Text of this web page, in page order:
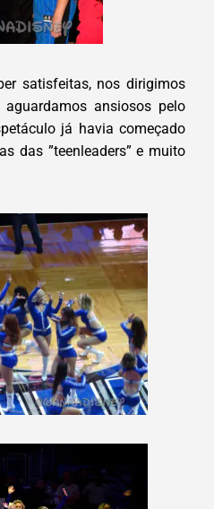
satisfeitas, nos dirigimos
ansiosos pelo
já havia começado
das ”teenleaders” e muito